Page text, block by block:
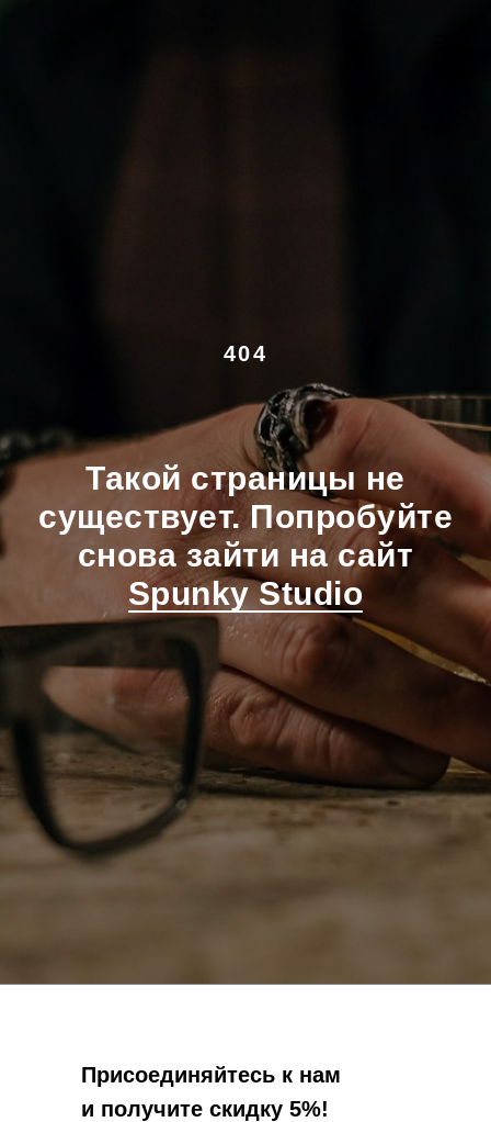
404
Такой страницы не
существует. Попробуйте
снова зайти на сайт
Spunky Studio
Присоединяйтесь к нам
и получите скидку 5%!